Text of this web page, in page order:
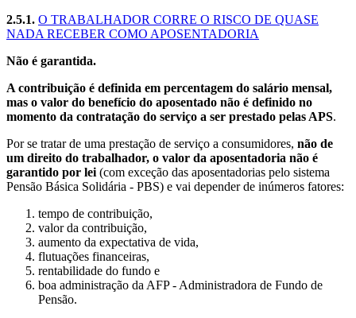
2.5.1. O TRABALHADOR CORRE O RISCO DE QUASE
NADA RECEBER COMO APOSENTADORIA
Não é garantida.
A contribuição é definida em percentagem do salário mensal,
mas o valor do benefício do aposentado não é definido no
momento da contratação do serviço a ser prestado pelas APS.
Por se tratar de uma prestação de serviço a consumidores, não de
um direito do trabalhador, o valor da aposentadoria não é
garantido por lei (com exceção das aposentadorias pelo sistema
Pensão Básica Solidária - PBS) e vai depender de inúmeros fatores:
tempo de contribuição,
valor da contribuição,
aumento da expectativa de vida,
flutuações financeiras,
rentabilidade do fundo e
boa administração da AFP - Administradora de Fundo de
Pensão.